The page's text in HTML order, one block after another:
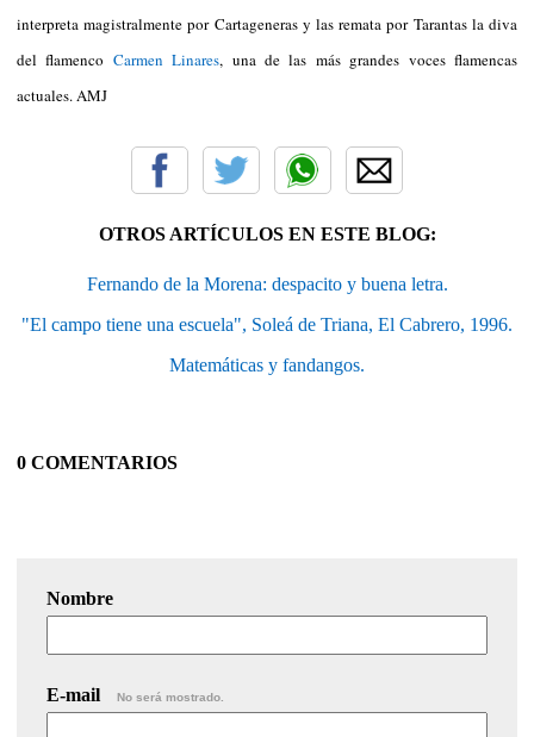
interpreta magistralmente por Cartageneras y las remata por Tarantas la diva
del flamenco Carmen Linares, una de las más grandes voces flamencas
actuales. AMJ
OTROS ARTÍCULOS EN ESTE BLOG:
Fernando de la Morena: despacito y buena letra.
"El campo tiene una escuela", Soleá de Triana, El Cabrero, 1996.
Matemáticas y fandangos.
0 COMENTARIOS
Nombre
E-mail No será mostrado.